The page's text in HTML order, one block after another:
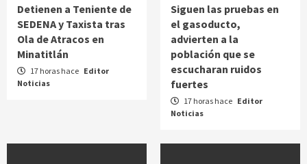
Detienen a Teniente de
SEDENA y Taxista tras
Ola de Atracos en
Minatitlán
17 horas hace Editor
Noticias
Siguen las pruebas en
el gasoducto,
advierten a la
población que se
escucharan ruidos
fuertes
17 horas hace Editor
Noticias